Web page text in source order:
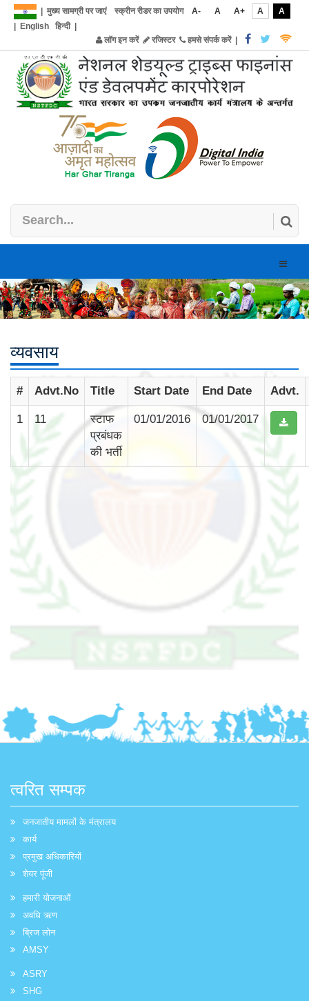
मुख्य सामग्री पर जाएं स्क्रीन रीडर का उपयोग A- A A+ A
A
English हिन्दी|
लॉग इन करें
रजिस्टर हमसे संपर्क करें|
Toggle
व्यवसाय
# Advt.No Title Start Date End Date Advt.
1 11
स्टाफ
प्रबंधक
की भर्ती
01/01/2016 01/01/2017
त्वरित सम्पक
जनजातीय मामलों के मंत्रालय
कार्य
प्रमुख अधिकारियों
शेयर पूंजी
हमारी योजनाओं
अवधि ऋण
ब्रिज लोन
AMSY
ASRY
SHG